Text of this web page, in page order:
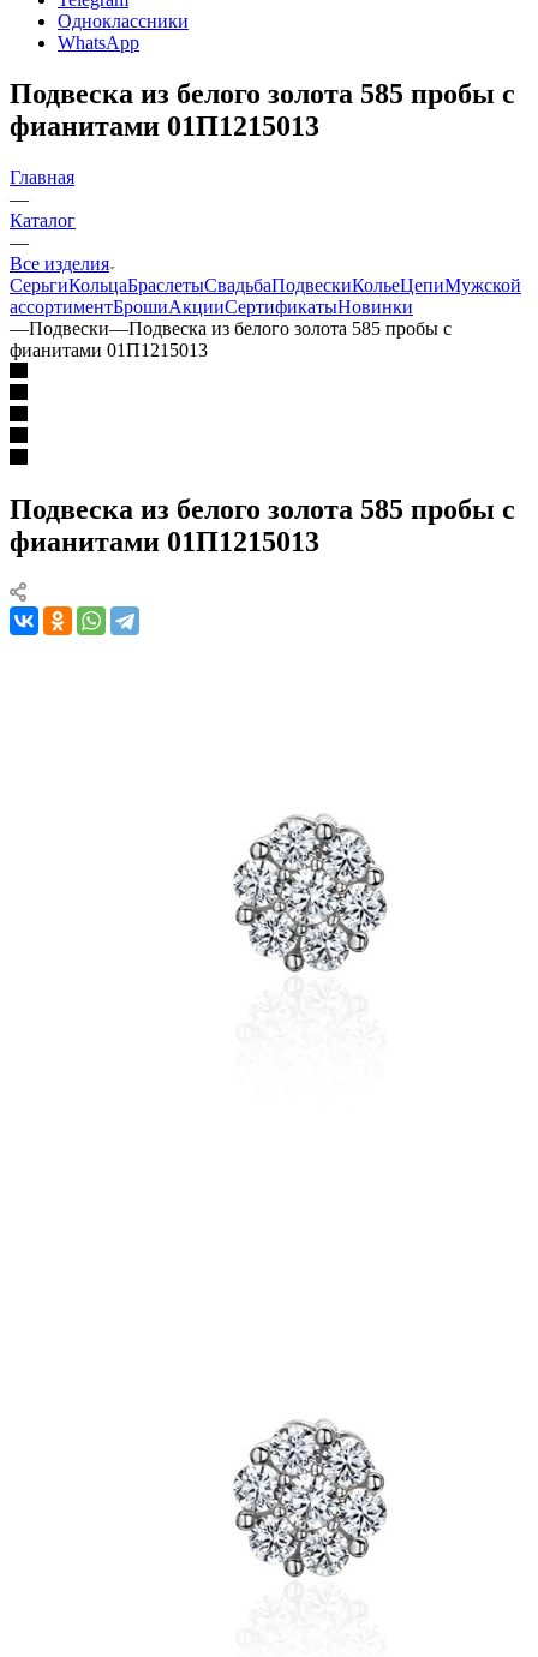
Одноклассники
WhatsApp
Подвеска из белого золота 585 пробы с
фианитами 01П1215013
Главная
—
Каталог
—
Все изделия
СерьгиКольцаБраслетыСвадьбаПодвескиКольеЦепиМужской
ассортиментБрошиАкцииСертификатыНовинки
—Подвески—Подвеска из белого золота 585 пробы с
фианитами 01П1215013
Подвеска из белого золота 585 пробы с
фианитами 01П1215013